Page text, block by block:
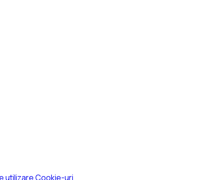
utilizare Cookie-uri